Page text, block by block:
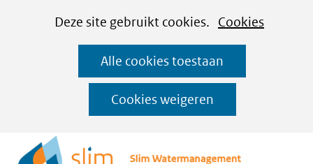
CookiesDeze site gebruikt cookies. Cookies
op
Alle cookies toestaan
Cookies weigeren
Ga
naar
de
inhoud